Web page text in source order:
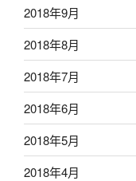
2018年9月
2018年8月
2018年7月
2018年6月
2018年5月
2018年4月